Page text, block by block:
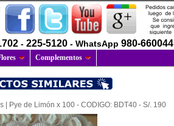
- 225-5120 - WhatsApp 980-660044
Complementos
| Pye de Limón x 100 - CODIGO: BDT40 - S/. 190